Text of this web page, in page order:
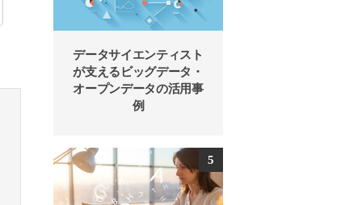
データサイエンティスト
が支えるビッグデータ・
オープンデータの活用事
例